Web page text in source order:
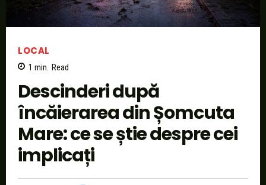
LOCAL
1 min. Read
Descinderi după
încăierarea din Șomcuta
Mare: ce se știe despre cei
implicați